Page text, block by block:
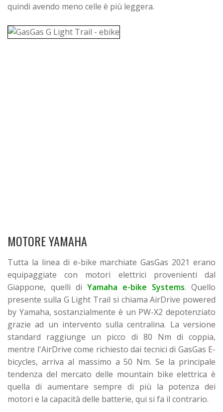
quindi avendo meno celle è più leggera.
MOTORE YAMAHA
Tutta la linea di e-bike marchiate GasGas 2021 erano
equipaggiate con motori elettrici provenienti dal
Giappone, quelli di Yamaha e-bike Systems. Quello
presente sulla G Light Trail si chiama AirDrive powered
by Yamaha, sostanzialmente è un PW-X2 depotenziato
grazie ad un intervento sulla centralina. La versione
standard raggiunge un picco di 80 Nm di coppia,
mentre l'AirDrive come richiesto dai tecnici di GasGas E-
bicycles, arriva al massimo a 50 Nm. Se la principale
tendenza del mercato delle mountain bike elettrica è
quella di aumentare sempre di più la potenza dei
motori e la capacità delle batterie, qui si fa il contrario.